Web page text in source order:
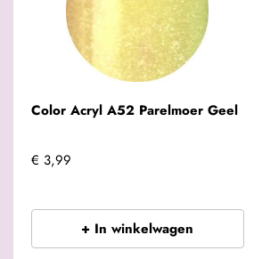
Color Acryl A52 Parelmoer Geel
€ 3,99
+ In winkelwagen